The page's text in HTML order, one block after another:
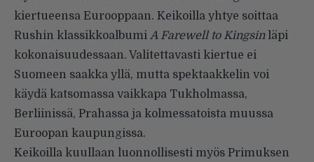
kiertueensa Eurooppaan. Keikoilla yhtye soittaa
Rushin klassikkoalbumi A Farewell to Kingsinläpi
kokonaisuudessaan. Valitettavasti kiertue ei
Suomeen saakka yllä, mutta spektaakkelin voi
käydä katsomassa vaikkapa Tukholmassa,
Berliinissä, Prahassa ja kolmessatoista muussa
Euroopan kaupungissa.
Keikoilla kuullaan luonnollisesti myös Primuksen